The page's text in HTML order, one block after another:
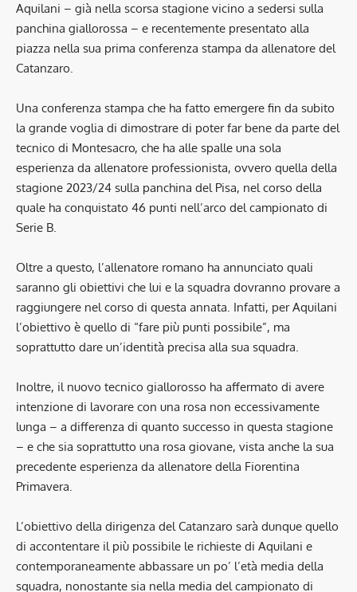
Aquilani – già nella scorsa stagione vicino a sedersi sulla
panchina giallorossa – e recentemente presentato alla
piazza nella sua prima conferenza stampa da allenatore del
Catanzaro.
Una conferenza stampa che ha fatto emergere fin da subito
la grande voglia di dimostrare di poter far bene da parte del
tecnico di Montesacro, che ha alle spalle una sola
esperienza da allenatore professionista, ovvero quella della
stagione 2023/24 sulla panchina del Pisa, nel corso della
quale ha conquistato 46 punti nell’arco del campionato di
Serie B.
Oltre a questo, l’allenatore romano ha annunciato quali
saranno gli obiettivi che lui e la squadra dovranno provare a
raggiungere nel corso di questa annata. Infatti, per Aquilani
l’obiettivo è quello di “fare più punti possibile”, ma
soprattutto dare un’identità precisa alla sua squadra.
Inoltre, il nuovo tecnico giallorosso ha affermato di avere
intenzione di lavorare con una rosa non eccessivamente
lunga – a differenza di quanto successo in questa stagione
– e che sia soprattutto una rosa giovane, vista anche la sua
precedente esperienza da allenatore della Fiorentina
Primavera.
L’obiettivo della dirigenza del Catanzaro sarà dunque quello
di accontentare il più possibile le richieste di Aquilani e
contemporaneamente abbassare un po’ l’età media della
squadra, nonostante sia nella media del campionato di